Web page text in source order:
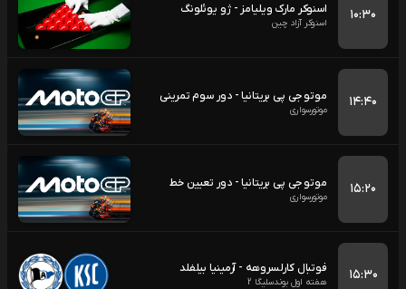
۱۰:۳۰ اسنوکر مارک ویلیامز - ژو یوئلونگ
اسنوکر آزاد چین
۱۴:۴۰ موتو جی پی بریتانیا - دور سوم تمرینی
موتورسواری
۱۵:۲۰ موتو جی پی بریتانیا - دور تعیین خط
موتورسواری
۱۵:۳۰ فوتبال کارلسروهه - آرمینیا بیلفلد
هفته اول بوندسلیگا 2